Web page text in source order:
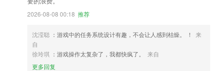
2026-08-08 00:18 推荐
沈滢聪 ：游戏中的任务系统设计有趣，不会让人感到枯燥。 ！
来
自
徐玲琪 ：游戏操作太复杂了，我都快疯了。
来自
更多回复